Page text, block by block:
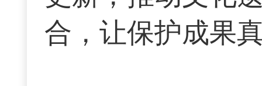
合，让保护成果